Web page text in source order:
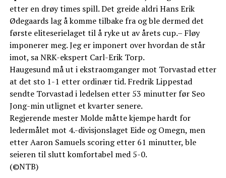
etter en drøy times spill. Det greide aldri Hans Erik
Ødegaards lag å komme tilbake fra og ble dermed det
første eliteserielaget til å ryke ut av årets cup.– Fløy
imponerer meg. Jeg er imponert over hvordan de står
imot, sa NRK-ekspert Carl-Erik Torp.
Haugesund må ut i ekstraomganger mot Torvastad etter
at det sto 1-1 etter ordinær tid. Fredrik Lippestad
sendte Torvastad i ledelsen etter 53 minutter før Seo
Jong-min utlignet et kvarter senere.
Regjerende mester Molde måtte kjempe hardt for
ledermålet mot 4.-divisjonslaget Eide og Omegn, men
etter Aaron Samuels scoring etter 61 minutter, ble
seieren til slutt komfortabel med 5-0.
(©NTB)